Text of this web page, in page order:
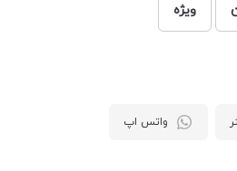
ویژه
واتس اپ